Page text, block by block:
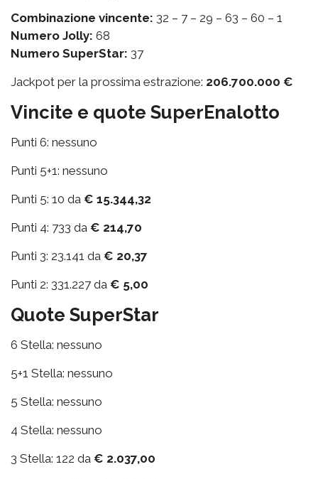
Combinazione vincente: 32 – 7 – 29 – 63 – 60 – 1
Numero Jolly: 68
Numero SuperStar: 37
Jackpot per la prossima estrazione: 206.700.000 €
Vincite e quote SuperEnalotto
Punti 6: nessuno
Punti 5+1: nessuno
Punti 5: 10 da € 15.344,32
Punti 4: 733 da € 214,70
Punti 3: 23.141 da € 20,37
Punti 2: 331.227 da € 5,00
Quote SuperStar
6 Stella: nessuno
5+1 Stella: nessuno
5 Stella: nessuno
4 Stella: nessuno
3 Stella: 122 da € 2.037,00